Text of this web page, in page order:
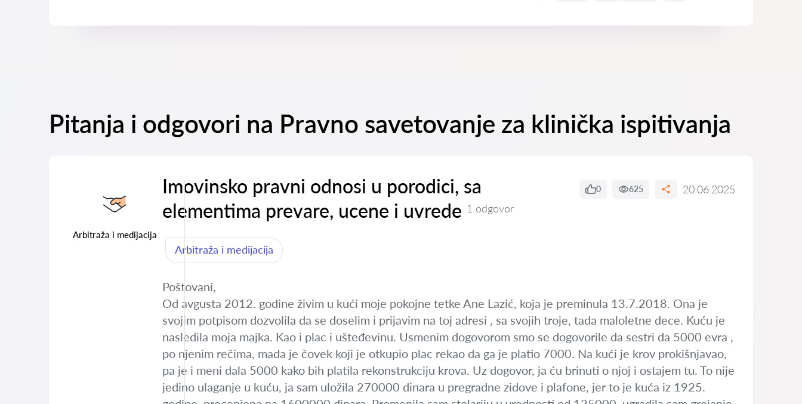
Pitanja i odgovori na Pravno savetovanje za klinička ispitivanja
Arbitraža i medijacija
Imovinsko pravni odnosi u porodici, sa
elementima prevare, ucene i uvrede 1 odgovor
0 625 20.06.2025
Arbitraža i medijacija
Poštovani,
Od avgusta 2012. godine živim u kući moje pokojne tetke Ane Lazić, koja je preminula 13.7.2018. Ona je
svojim potpisom dozvolila da se doselim i prijavim na toj adresi , sa svojih troje, tada maloletne dece. Kuću je
nasledila moja majka. Kao i plac i ušteđevinu. Usmenim dogovorom smo se dogovorile da sestri da 5000 evra ,
po njenim rečima, mada je čovek koji je otkupio plac rekao da ga je platio 7000. Na kući je krov prokišnjavao,
pa je i meni dala 5000 kako bih platila rekonstrukciju krova. Uz dogovor, ja ću brinuti o njoj i ostajem tu. To nije
jedino ulaganje u kuću, ja sam uložila 270000 dinara u pregradne zidove i plafone, jer to je kuća iz 1925.